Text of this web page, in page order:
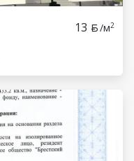
13 /м2